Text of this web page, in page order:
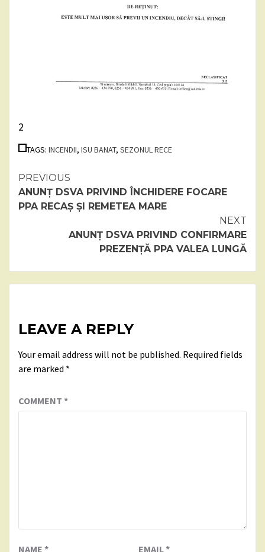
2
TAGS: INCENDII, ISU BANAT, SEZONUL RECE
Continue
Reading
PREVIOUS
ANUNȚ DSVA PRIVIND ÎNCHIDERE FOCARE
PPA RECAȘ ȘI REMETEA MARE
NEXT
ANUNȚ DSVA PRIVIND CONFIRMARE
PREZENȚĂ PPA VALEA LUNGĂ
LEAVE A REPLY
Your email address will not be published. Required fields
are marked *
COMMENT *
NAME * EMAIL*